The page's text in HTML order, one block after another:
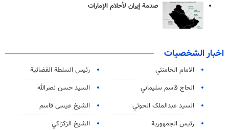
صدمة إيران لأحلام الإمارات
اخبار الشخصيات
الامام الخامنئي
رئیس السلطة القضائیة
الحاج قاسم سليماني
السيد حسن نصرالله
السید عبدالملک الحوثي
الشيخ عيسى قاسم
رئيس الجمهورية
الشيخ الزكزاكي